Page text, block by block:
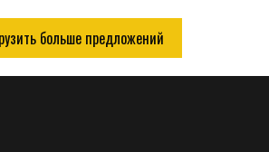
больше предложений